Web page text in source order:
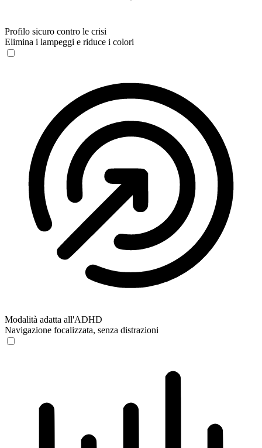
Profilo sicuro contro le crisi
Elimina i lampeggi e riduce i colori
Modalità adatta all'ADHD
Navigazione focalizzata, senza distrazioni